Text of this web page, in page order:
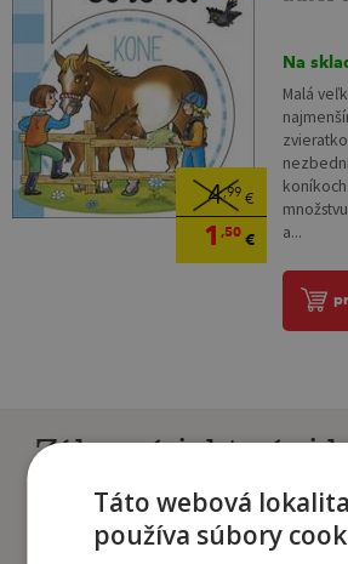
4,99 €
1 ,50€
Na
Malá
a...
Zákazníci, ktorí si
Táto webová lokalita
používa súbory